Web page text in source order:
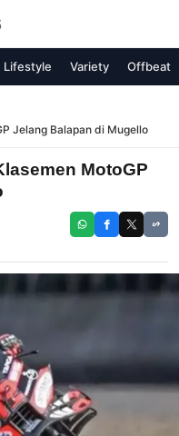
Lifestyle Variety Offbeat
Jelang Balapan di Mugello
MotoGP